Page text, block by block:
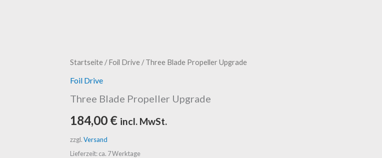
Startseite /Foil Drive / Three Blade Propeller Upgrade
Foil Drive
Three Blade Propeller Upgrade
184,00 € incl. MwSt.
zzgl.Versand
Lieferzeit: ca. 7 Werktage
Three
Blade
Upgrade
Menge